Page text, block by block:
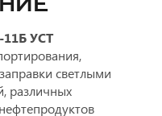
УСТ
светлыми
различных